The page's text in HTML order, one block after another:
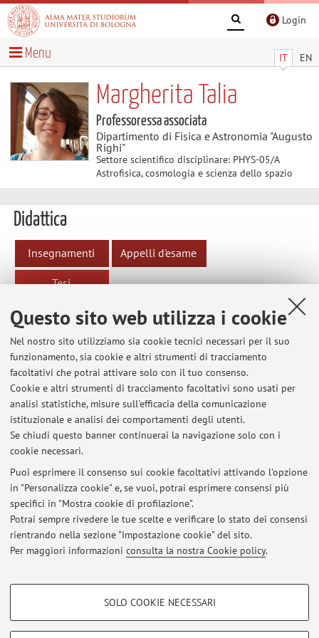
Questo sito web utilizza i cookie
Nel nostro sito utilizziamo sia cookie tecnici necessari per il suo
funzionamento, sia cookie e altri strumenti di tracciamento
facoltativi che potrai attivare solo con il tuo consenso.
Cookie e altri strumenti di tracciamento facoltativi sono usati per
analisi statistiche, misure sull'efficacia della comunicazione
istituzionale e analisi dei comportamenti degli utenti.
Se chiudi questo banner continuerai la navigazione solo con i
cookie necessari.
Puoi esprimere il consenso sui cookie facoltativi attivando l'opzione
in "Personalizza cookie" e, se vuoi, potrai esprimere consensi più
specifici in "Mostra cookie di profilazione".
Potrai sempre rivedere le tue scelte e verificare lo stato dei consensi
rientrando nella sezione "Impostazione cookie" del sito.
Per maggiori informazioni consulta la nostra Cookie policy.
COOKIE DI PROFILAZIONE - FACOLTATIVI
SOLO COOKIE NECESSARI
Login
IT EN
Menu
Margherita Talia
Professoressa associata
Dipartimento di Fisica e Astronomia "Augusto
Righi"
Settore scientifico disciplinare: PHYS-05/A
Astrofisica, cosmologia e scienza dello spazio
Didattica
Insegnamenti Appelli d'esame
Tesi
Tesi assegnate
Ultime tesi seguite dal docente
Tesi di Laurea Magistrale
Studio della correlazione tra EW([OII]) e attenuazione
nelle galassie tramite l'analisi del campione zCOSMOS
Ultimi avvisi
Al momento non sono presenti avvisi.
Area riservata
Accedi tramiteloginper gestire tutti i contenuti del sito.